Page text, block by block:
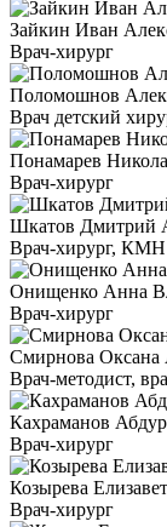
Зайкин Иван
Врач-хирург
Поломошнов
Врач детский
Понамарев
Врач-хирург
Шкатов Дмитрий
Врач-хирург, КМН
Онищенко Анна
Врач-хирург
Смирнова Оксана
Врач-методист,
Кахраманов
Врач-хирург
Козырева
Врач-хирург